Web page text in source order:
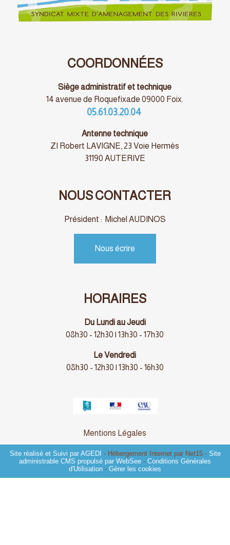
COORDONNÉES
Siège administratif et technique
14 avenue de Roquefixade 09000 Foix.
05.61.03.20.04
Antenne technique
ZI Robert LAVIGNE, 23 Voie Hermès
31190 AUTERIVE
NOUS CONTACTER
Président : Michel AUDINOS
Nous écrire
HORAIRES
Du Lundi au Jeudi
08h30 - 12h30 | 13h30 - 17h30
Le Vendredi
08h30 - 12h30 | 13h30 - 16h30
Mentions Légales
Site réalisé et Suivi par AGEDI - Hébergement Internet par Net15 - Site
administrable CMS propulsé par WebSee - Conditions Générales
d'Utilisation - Gérer les cookies